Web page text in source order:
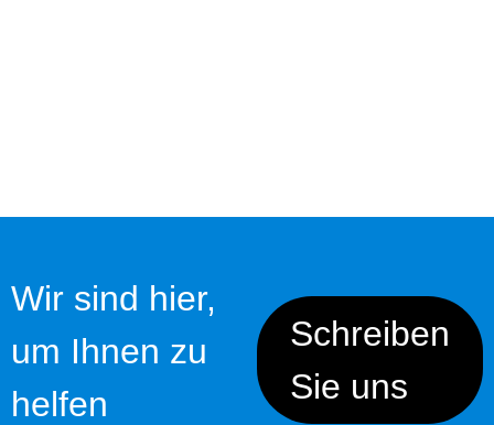
Wir sind hier,
um Ihnen zu
helfen
Schreiben
Sie uns